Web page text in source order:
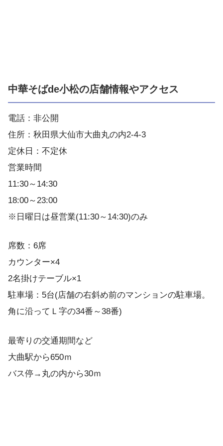
中華そばde小松の店舗情報やアクセス
電話：非公開
住所：秋田県大仙市大曲丸の内2-4-3
定休日：不定休
営業時間
11:30～14:30
18:00～23:00
※日曜日は昼営業(11:30～14:30)のみ
席数：6席
カウンター×4
2名掛けテーブル×1
駐車場：5台(店舗の右斜め前のマンションの駐車場。
角に沿ってＬ字の34番～38番)
最寄りの交通期間など
大曲駅から650ｍ
バス停→丸の内から30ｍ